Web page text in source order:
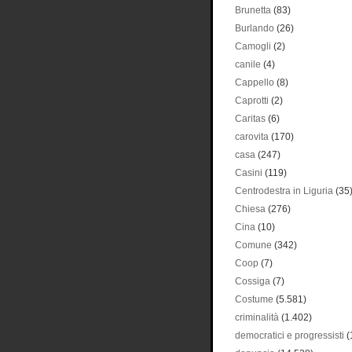
Brunetta (83)
Burlando (26)
Camogli (2)
canile (4)
Cappello (8)
Caprotti (2)
Caritas (6)
carovita (170)
casa (247)
Casini (119)
Centrodestra in Liguria (35)
Chiesa (276)
Cina (10)
Comune (342)
Coop (7)
Cossiga (7)
Costume (5.581)
criminalità (1.402)
democratici e progressisti